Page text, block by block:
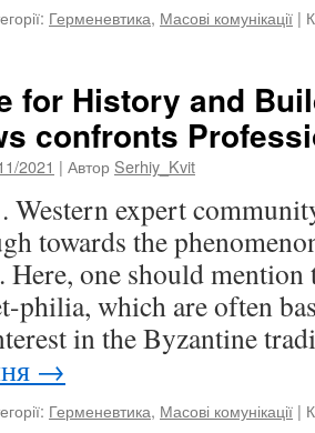
Герменевтика, Масові комунікації |
for History and
confronts
2021 | Автор Serhiy_Kvit
Western expert
towards the
one should
philia, which are often
in the Byzantine
→
Герменевтика, Масові комунікації |